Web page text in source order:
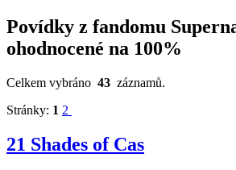
Povídky z fandomu
ohodnocené na 100%
Celkem vybráno 43 záznamů.
Stránky: 1 2
21 Shades of Cas